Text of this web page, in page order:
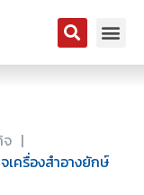
จ |
ครื่องสำอางยักษ์